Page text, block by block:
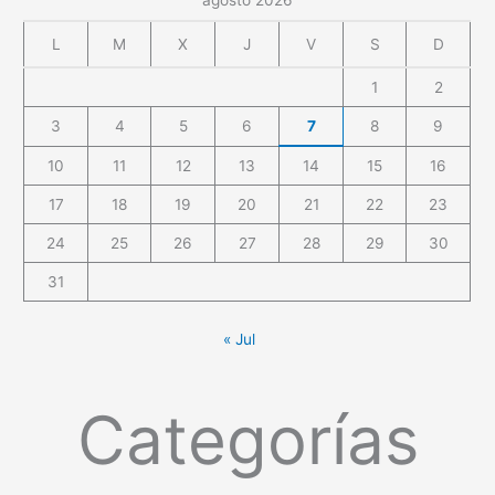
L M X J V S D
1 2
3 4 5 6 7 8 9
10 11 12 13 14 15 16
17 18 19 20 21 22 23
24 25 26 27 28 29 30
31
« Jul
Categorías